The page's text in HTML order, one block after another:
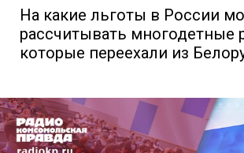
На какие льготы в России
рассчитывать многодетные
которые переехали из